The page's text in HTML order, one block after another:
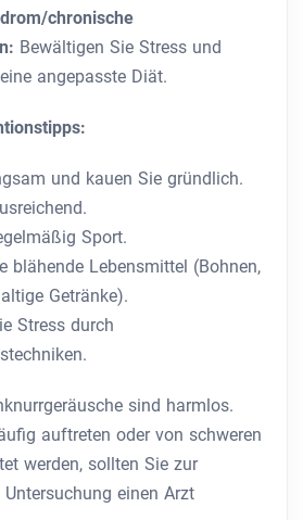
chronische
Bewältigen Sie Stress und
angepasste Diät.
und kauen Sie gründlich.
Sport.
blähende Lebensmittel (Bohnen,
Getränke).
Stress durch
sind harmlos.
auftreten oder von schweren
werden, sollten Sie zur
einen Arzt